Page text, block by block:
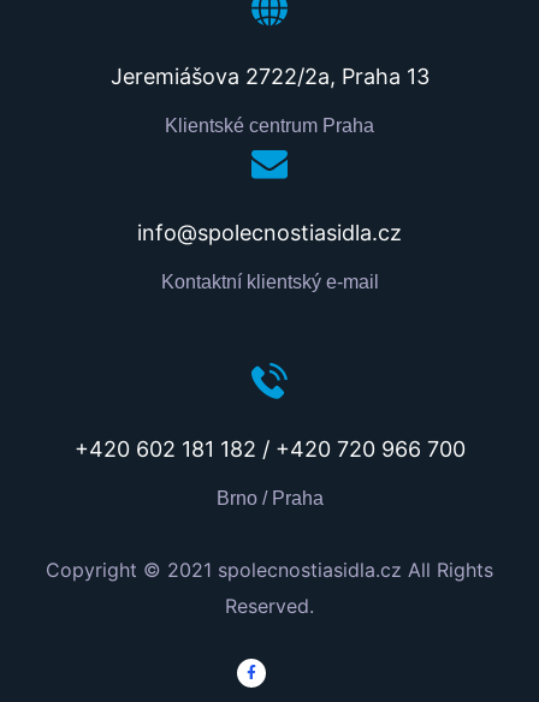
Jeremiášova 2722/2a, Praha 13
Klientské centrum Praha
info@spolecnostiasidla.cz
Kontaktní klientský e-mail
+420 602 181 182 / +420 720 966 700
Brno / Praha
Copyright © 2021 spolecnostiasidla.cz All Rights
Reserved.